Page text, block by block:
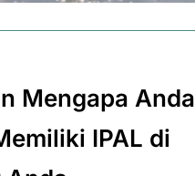
Mengapa Anda
IPAL di